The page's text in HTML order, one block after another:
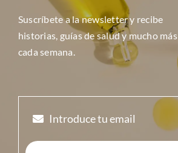
Suscríbete a la newsletter y recibe
historias, guías de salud y mucho más
cada semana.